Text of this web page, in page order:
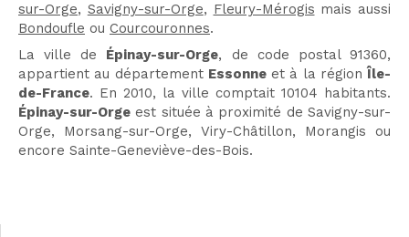
sur-Orge, Savigny-sur-Orge, Fleury-Mérogis mais aussi
Bondoufle ou Courcouronnes.
La ville de Épinay-sur-Orge, de code postal 91360,
appartient au département Essonneet à la région Île-
de-France. En 2010, la ville comptait 10104 habitants.
Épinay-sur-Orge est située à proximité de Savigny-sur-
Orge, Morsang-sur-Orge, Viry-Châtillon, Morangis ou
encore Sainte-Geneviève-des-Bois.